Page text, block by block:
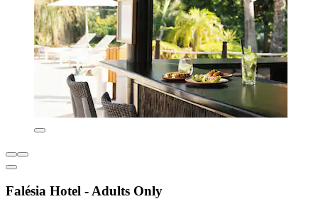
Falésia Hotel - Adults Only